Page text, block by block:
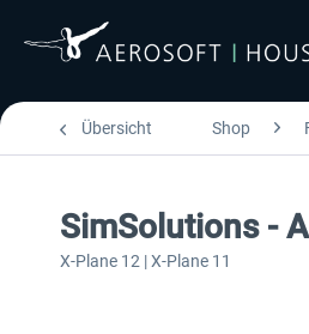
Übersicht Shop
SimSolutions -
X-Plane 12 | X-Plane 11